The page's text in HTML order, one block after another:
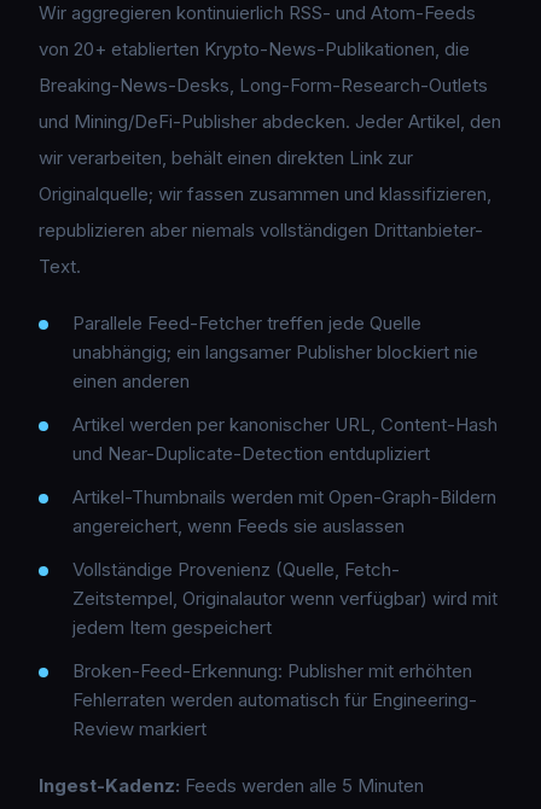
Wir aggregieren kontinuierlich RSS- und Atom-Feeds
von 20+ etablierten Krypto-News-Publikationen, die
Breaking-News-Desks, Long-Form-Research-Outlets
und Mining/DeFi-Publisher abdecken. Jeder Artikel, den
wir verarbeiten, behält einen direkten Link zur
Originalquelle; wir fassen zusammen und klassifizieren,
republizieren aber niemals vollständigen Drittanbieter-
Text.
Parallele Feed-Fetcher treffen jede Quelle
unabhängig; ein langsamer Publisher blockiert nie
einen anderen
Artikel werden per kanonischer URL, Content-Hash
und Near-Duplicate-Detection entdupliziert
Artikel-Thumbnails werden mit Open-Graph-Bildern
angereichert, wenn Feeds sie auslassen
Vollständige Provenienz (Quelle, Fetch-
Zeitstempel, Originalautor wenn verfügbar) wird mit
jedem Item gespeichert
Broken-Feed-Erkennung: Publisher mit erhöhten
Fehlerraten werden automatisch für Engineering-
Review markiert
Ingest-Kadenz: Feeds werden alle 5 Minuten